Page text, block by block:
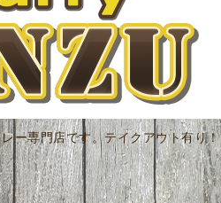
ー専門店です。テイクアウト有り！